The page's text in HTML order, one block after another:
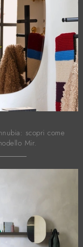
scopri come
Mir.